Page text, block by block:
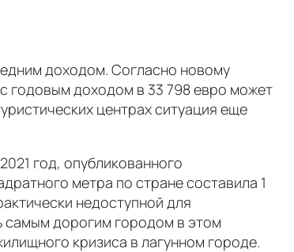
доходом. Согласно новому
годовым доходом в 33 798 евро может
центрах ситуация еще
год, опубликованного
метра по стране составила 1
недоступной для
самым дорогим городом в этом
кризиса в лагунном городе.